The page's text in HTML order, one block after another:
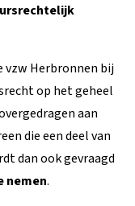
vzw Herbronnen bij
op het geheel
aan
die een deel van
dan ook gevraagd
nemen.